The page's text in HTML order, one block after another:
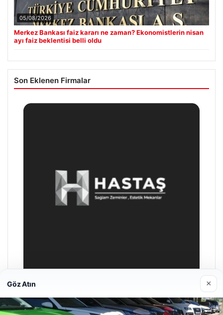
05/08/2026
Merkez Bankası faiz kararı ne zaman? Ekonomistlerin nisan
ayı faiz beklentisi belli oldu
Son Eklenen Firmalar
Prenses Night Club
29/04/2026
Göz Atın ×